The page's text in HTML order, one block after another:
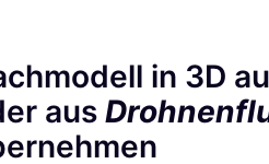
in 3D
aus